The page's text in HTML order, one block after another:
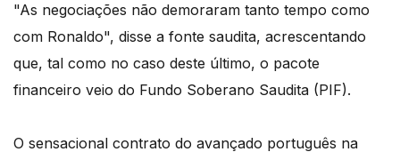
"As negociações não demoraram tanto tempo como
com Ronaldo", disse a fonte saudita, acrescentando
que, tal como no caso deste último, o pacote
financeiro veio do Fundo Soberano Saudita (PIF).
O sensacional contrato do avançado português na